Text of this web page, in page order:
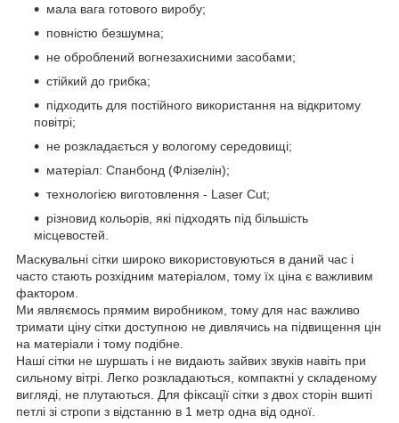
мала вага готового виробу;
повністю безшумна;
не оброблений вогнезахисними засобами;
стійкий до грибка;
підходить для постійного використання на відкритому
повітрі;
не розкладається у вологому середовищі;
матеріал: Спанбонд (Флізелін);
технологією виготовлення - Laser Cut;
різновид кольорів, які підходять під більшість
місцевостей.
Маскувальні сітки широко використовуються в даний час і
часто стають розхідним матеріалом, тому їх ціна є важливим
фактором.
Ми являємось прямим виробником, тому для нас важливо
тримати ціну сітки доступною не дивлячись на підвищення цін
на матеріали і тому подібне.
Наші сітки не шуршать і не видають зайвих звуків навіть при
сильному вітрі. Легко розкладаються, компактні у складеному
вигляді, не плутаються. Для фіксації сітки з двох сторін вшиті
петлі зі стропи з відстанню в 1 метр одна від одної.